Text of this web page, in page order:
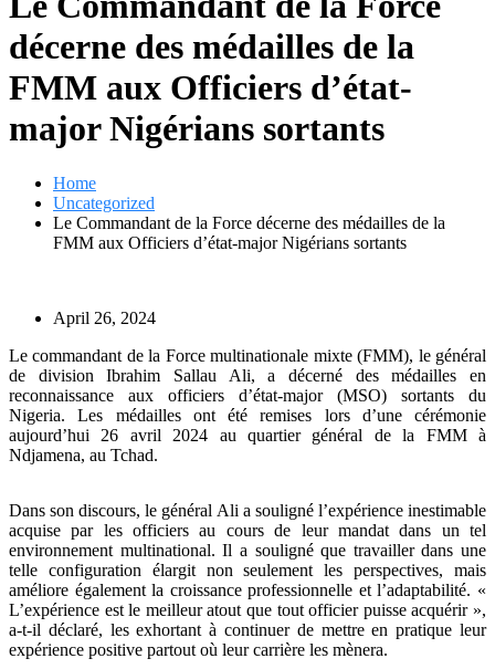
décerne des médailles de la
FMM aux Officiers d’état-
major Nigérians sortants
Home
Uncategorized
Le Commandant de la Force décerne des médailles de la
FMM aux Officiers d’état-major Nigérians sortants
April 26, 2024
Le commandant de la Force multinationale mixte (FMM), le général
de division Ibrahim Sallau Ali, a décerné des médailles en
reconnaissance aux officiers d’état-major (MSO) sortants du
Nigeria. Les médailles ont été remises lors d’une cérémonie
aujourd’hui 26 avril 2024 au quartier général de la FMM à
Ndjamena, au Tchad.
Dans son discours, le général Ali a souligné l’expérience inestimable
acquise par les officiers au cours de leur mandat dans un tel
environnement multinational. Il a souligné que travailler dans une
telle configuration élargit non seulement les perspectives, mais
améliore également la croissance professionnelle et l’adaptabilité. «
L’expérience est le meilleur atout que tout officier puisse acquérir »,
a-t-il déclaré, les exhortant à continuer de mettre en pratique leur
expérience positive partout où leur carrière les mènera.